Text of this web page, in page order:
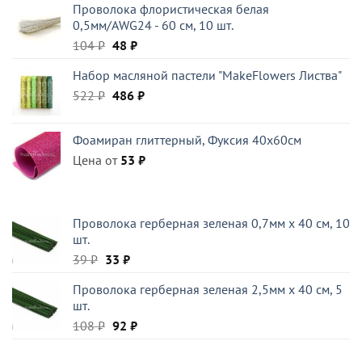
470 ₽.
Проволока флористическая белая
0,5мм/AWG24 - 60 см, 10 шт.
104₽ Первоначальная
составляла
104 ₽.
48 ₽Текущая
48 ₽.
Набор масляной пастели "MakeFlowers Листва"
522₽ Первоначальная
522 ₽.
486 ₽Текущая
Фоамиран глиттерный, Фуксия 40x60см
Цена от 53 ₽
Проволока герберная зеленая 0,7мм x 40 см, 10
шт.
39₽ Первоначальная
составляла
33 ₽Текущая
33 ₽.
Проволока герберная зеленая 2,5мм x 40 см, 5
шт.
108₽ Первоначальная
92 ₽Текущая